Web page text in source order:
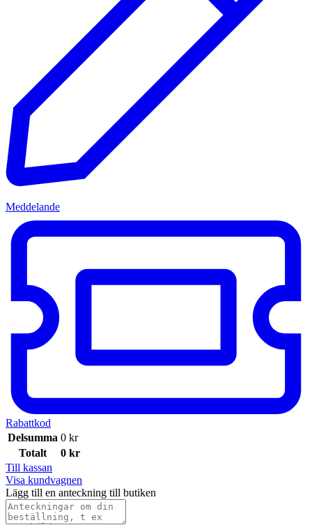
Meddelande
Rabattkod
Delsumma 0 kr
Totalt
0 kr
Till kassan
Visa kundvagnen
Lägg till en anteckning till butiken